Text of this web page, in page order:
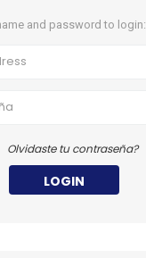
and password to login:
Olvidaste tu contraseña?
LOGIN